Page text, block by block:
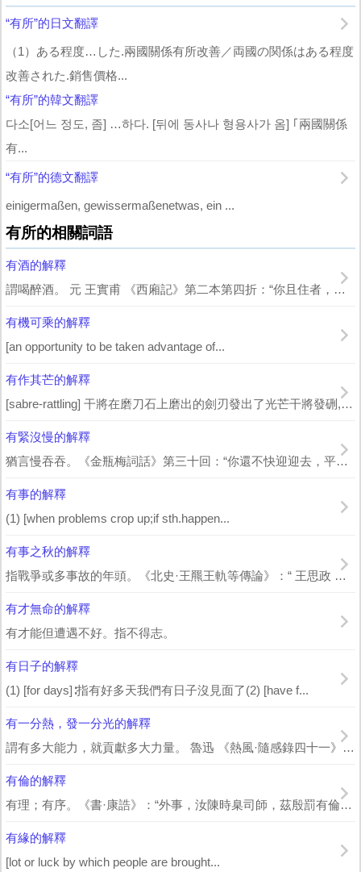
“有所”的日文翻譯
（1）ある程度…した.兩國關係有所改善／両國の関係はある程度
改善された.銷售價格...
“有所”的韓文翻譯
다소[어느 정도, 좀] …하다. [뒤에 동사나 형용사가 옴] ｢兩國關係
有...
“有所”的德文翻譯
einigermaßen, gewissermaßenetwas, ein ...
有所的相關詞語
有酒的解釋
謂喝醉酒。 元 王實甫 《西廂記》第二本第四折：“你且住者，今日有酒也， 紅娘...
有機可乘的解釋
[an opportunity to be taken advantage of...
有作其芒的解釋
[sabre-rattling] 干將在磨刀石上磨出的劍刃發出了光芒干將發硎,有...
有緊沒慢的解釋
猶言慢吞吞。《金瓶梅詞話》第三十回：“你還不快迎迎去，平白沒算計，使那小奴才去，...
有事的解釋
(1) [when problems crop up;if sth.happen...
有事之秋的解釋
指戰爭或多事故的年頭。《北史·王羆王軌等傳論》：“ 王思政 驅馳有事之秋，慷慨...
有才無命的解釋
有才能但遭遇不好。指不得志。
有日子的解釋
(1) [for days]∶指有好多天我們有日子沒見面了(2) [have f...
有一分熱，發一分光的解釋
謂有多大能力，就貢獻多大力量。 魯迅 《熱風·隨感錄四十一》：“所以我時常害怕...
有倫的解釋
有理；有序。《書·康誥》：“外事，汝陳時臬司師，茲殷罰有倫。” 孔 傳：“ 殷...
有緣的解釋
[lot or luck by which people are brought...